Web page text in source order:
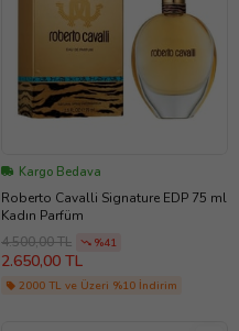
Kargo Bedava
Roberto Cavalli Signature EDP 75 ml
Kadın Parfüm
4.500,00 TL
%41
2.650,00 TL
2000 TL ve Üzeri %10 İndirim